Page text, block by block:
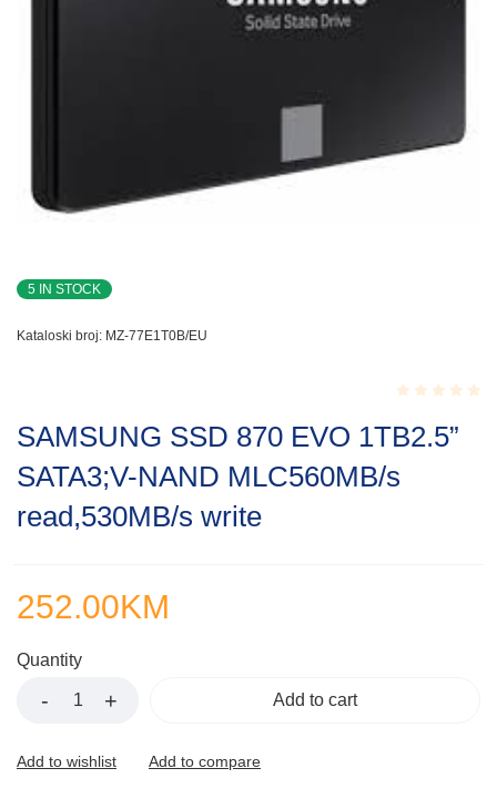
5 IN STOCK
Kataloski broj: MZ-77E1T0B/EU
0.001
of
5
SAMSUNG SSD 870 EVO 1TB2.5”
SATA3;V-NAND MLC560MB/s
read,530MB/s write
252.00KM
Quantity
Add to cart